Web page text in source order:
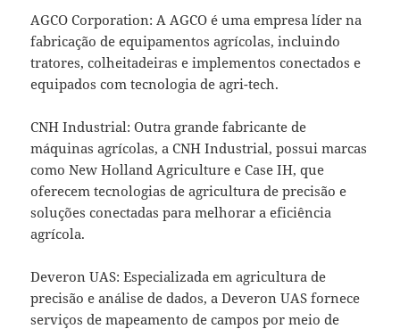
AGCO Corporation: A AGCO é uma empresa líder na
fabricação de equipamentos agrícolas, incluindo
tratores, colheitadeiras e implementos conectados e
equipados com tecnologia de agri-tech.
CNH Industrial: Outra grande fabricante de
máquinas agrícolas, a CNH Industrial, possui marcas
como New Holland Agriculture e Case IH, que
oferecem tecnologias de agricultura de precisão e
soluções conectadas para melhorar a eficiência
agrícola.
Deveron UAS: Especializada em agricultura de
precisão e análise de dados, a Deveron UAS fornece
serviços de mapeamento de campos por meio de